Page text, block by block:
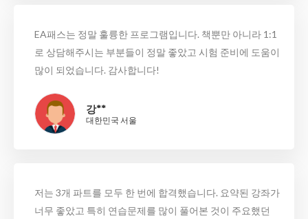
EA패스는 정말 훌륭한 프로그램입니다. 책뿐만 아니라 1:1
로 상담해주시는 부분들이 정말 좋았고 시험 준비에 도움이
많이 되었습니다. 감사합니다!
강**
대한민국 서울
저는 3개 파트를 모두 한 번에 합격했습니다. 요약된 강좌가
너무 좋았고 특히 연습문제를 많이 풀어본 것이 주요했던